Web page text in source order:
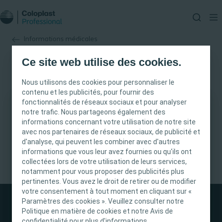
Ce site web utilise des cookies.
Nous utilisons des cookies pour personnaliser le
contenu et les publicités, pour fournir des
fonctionnalités de réseaux sociaux et pour analyser
notre trafic. Nous partageons également des
informations concernant votre utilisation de notre site
avec nos partenaires de réseaux sociaux, de publicité et
d'analyse, qui peuvent les combiner avec d'autres
informations que vous leur avez fournies ou qu'ils ont
collectées lors de votre utilisation de leurs services,
notamment pour vous proposer des publicités plus
pertinentes. Vous avez le droit de retirer ou de modifier
votre consentement à tout moment en cliquant sur «
Paramètres des cookies ». Veuillez consulter notre
Politique en matière de cookies et notre Avis de
Informations médicales
INFORMATION IMPORTANTE
Ce site est destiné uniquement aux
professionnels de santé français tels que définis
dans le Code de la santé publique français. Le
contenu du site est destiné à l’information et
l’éducation et peut ne pas être adapté à toutes
les juridictions. Coloplast ne fournit pas de
conseils médicaux. Le professionnel de santé est